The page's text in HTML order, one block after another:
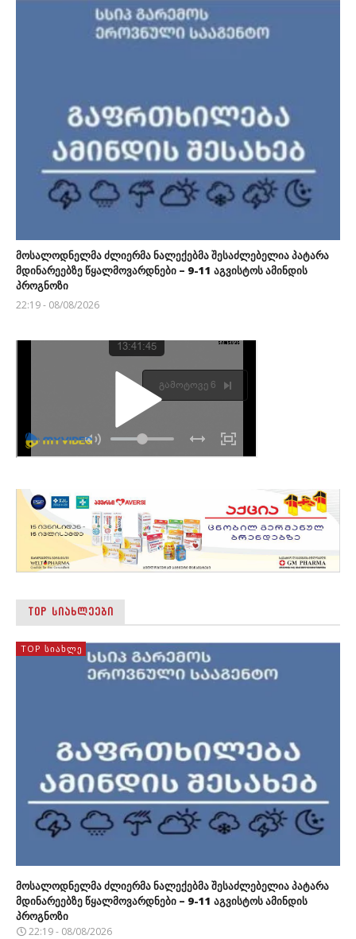
მოსალოდნელმა ძლიერმა ნალექებმა შესაძლებელია პატარა
მდინარეებზე წყალმოვარდნები – 9-11 აგვისტოს ამინდის
პროგნოზი
22:19 - 08/08/2026
TOP ᲡᲘᲐᲮᲚᲔᲔᲑᲘ
TOP ᲡᲘᲐᲮᲚᲔ
მოსალოდნელმა ძლიერმა ნალექებმა შესაძლებელია პატარა
მდინარეებზე წყალმოვარდნები – 9-11 აგვისტოს ამინდის
პროგნოზი
22:19 - 08/08/2026